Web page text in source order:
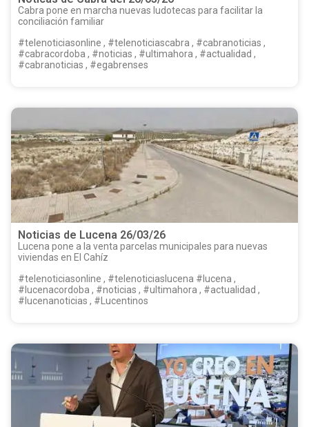
Cabra pone en marcha nuevas ludotecas para facilitar la
conciliación familiar
#telenoticiasonline , #telenoticiascabra , #cabranoticias ,
#cabracordoba , #noticias , #ultimahora , #actualidad ,
#cabranoticias , #egabrenses
Noticias de Lucena 26/03/26
Lucena pone a la venta parcelas municipales para nuevas
viviendas en El Cahíz
#telenoticiasonline , #telenoticiaslucena #lucena ,
#lucenacordoba , #noticias , #ultimahora , #actualidad ,
#lucenanoticias , #Lucentinos